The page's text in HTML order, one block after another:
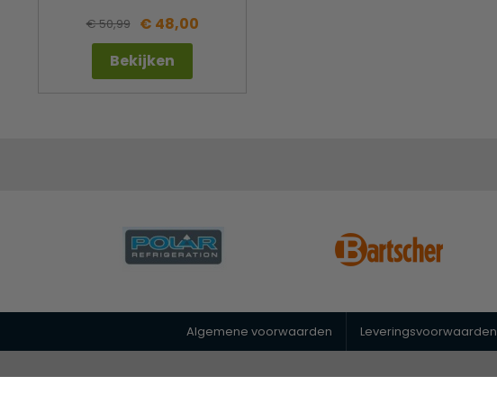
€ 50,99
€ 48,00
Bekijken
Algemene voorwaarden Leveringsvoorwaarden